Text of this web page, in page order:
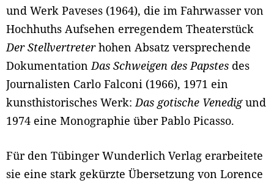
und Werk Paveses (1964), die im Fahrwasser von
Hochhuths Aufsehen erregendem Theaterstück
Der Stellvertreterhohen Absatz versprechende
Dokumentation Das Schweigen des Papstes des
Journalisten Carlo Falconi (1966), 1971 ein
kunsthistorisches Werk: Das gotische Venedigund
1974 eine Monographie über Pablo Picasso.
Für den Tübinger Wunderlich Verlag erarbeitete
sie eine stark gekürzte Übersetzung von Lorence